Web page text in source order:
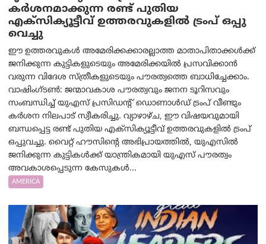
കർശനമാക്കുന്ന രണ്ട് പുതിയ
എക്സിക്യൂട്ടീവ് ഉത്തരവുകളിൽ ട്രംപ് ഒപ്പു
വെച്ചു
ഈ ഉത്തരവുകൾ അമേരിക്കക്കാരല്ലാത്ത മാതാപിതാക്കൾക്ക്
ജനിക്കുന്ന കുട്ടികളുടെയും അമേരിക്കയിൽ പ്രസവിക്കാൻ
വരുന്ന വിദേശ സ്ത്രീകളുടെയും പൗരത്വത്തെ ബാധിച്ചേക്കാം.
വാഷിംഗ്ടണ്‍: ജന്മാവകാശ പൗരത്വവും ജനന ടൂറിസവും
സംബന്ധിച്ച് യുഎസ് പ്രസിഡന്റ് ഡൊണാൾഡ് ട്രംപ് വീണ്ടും
കർശന നിലപാട് സ്വീകരിച്ചു. വ്യാഴാഴ്ച, ഈ വിഷയവുമായി
ബന്ധപ്പെട്ട രണ്ട് പുതിയ എക്സിക്യൂട്ടീവ് ഉത്തരവുകളിൽ ട്രംപ്
ഒപ്പുവച്ചു. വൈറ്റ് ഹൗസിന്റെ അഭിപ്രായത്തിൽ, യുഎസിൽ
ജനിക്കുന്ന കുട്ടികൾക്ക് യാന്ത്രികമായി യുഎസ് പൗരത്വം
അവകാശപ്പെടുന്ന കേസുകൾ...
AMERICA